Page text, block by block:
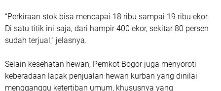
“Perkiraan stok bisa mencapai 18 ribu sampai 19 ribu ekor.
Di satu titik ini saja, dari hampir 400 ekor, sekitar 80 persen
sudah terjual,” jelasnya.
Selain kesehatan hewan, Pemkot Bogor juga menyoroti
keberadaan lapak penjualan hewan kurban yang dinilai
mengganggu ketertiban umum, khususnya yang